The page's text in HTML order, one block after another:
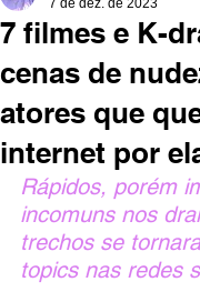
7 filmes e K-
cenas de
atores que
internet por
7 de dez. de 2023
Rápidos, porém
incomuns nos
trechos se
topics nas redes